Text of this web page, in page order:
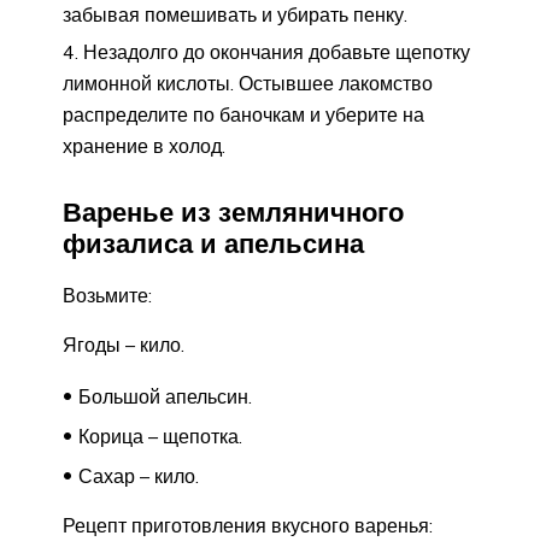
забывая помешивать и убирать пенку.
Незадолго до окончания добавьте щепотку
лимонной кислоты. Остывшее лакомство
распределите по баночкам и уберите на
хранение в холод.
Варенье из земляничного
физалиса и апельсина
Возьмите:
Ягоды – кило.
Большой апельсин.
Корица – щепотка.
Сахар – кило.
Рецепт приготовления вкусного варенья: